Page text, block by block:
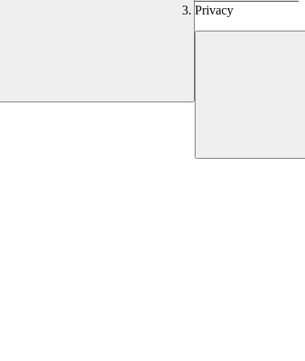
Privacy